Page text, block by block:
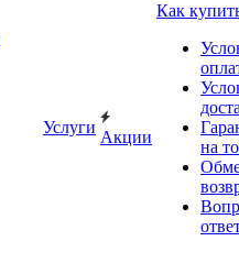
Услуги
Акции
Как
на